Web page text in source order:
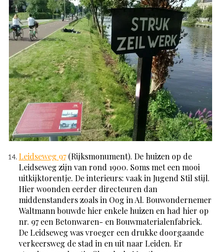
Leidseweg 97 (Rijksmonument). De huizen op de
Leidseweg zijn van rond 1900. Soms met een mooi
uitkijktorentje. De interieurs: vaak in Jugend Stil stijl.
Hier woonden eerder directeuren dan
middenstanders zoals in Oog in Al. Bouwondernemer
Waltmann bouwde hier enkele huizen en had hier op
nr. 97 een Betonwaren- en Bouwmaterialenfabriek.
De Leidseweg was vroeger een drukke doorgaande
verkeersweg de stad in en uit naar Leiden. Er